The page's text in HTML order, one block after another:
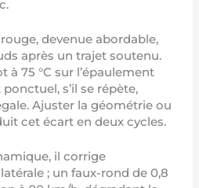
devenue abordable,
après un trajet soutenu.
à 75 °C sur l’épaulement
s’il se répète,
Ajuster la géométrie ou
cet écart en deux cycles.
il corrige
; un faux-rond de 0,8